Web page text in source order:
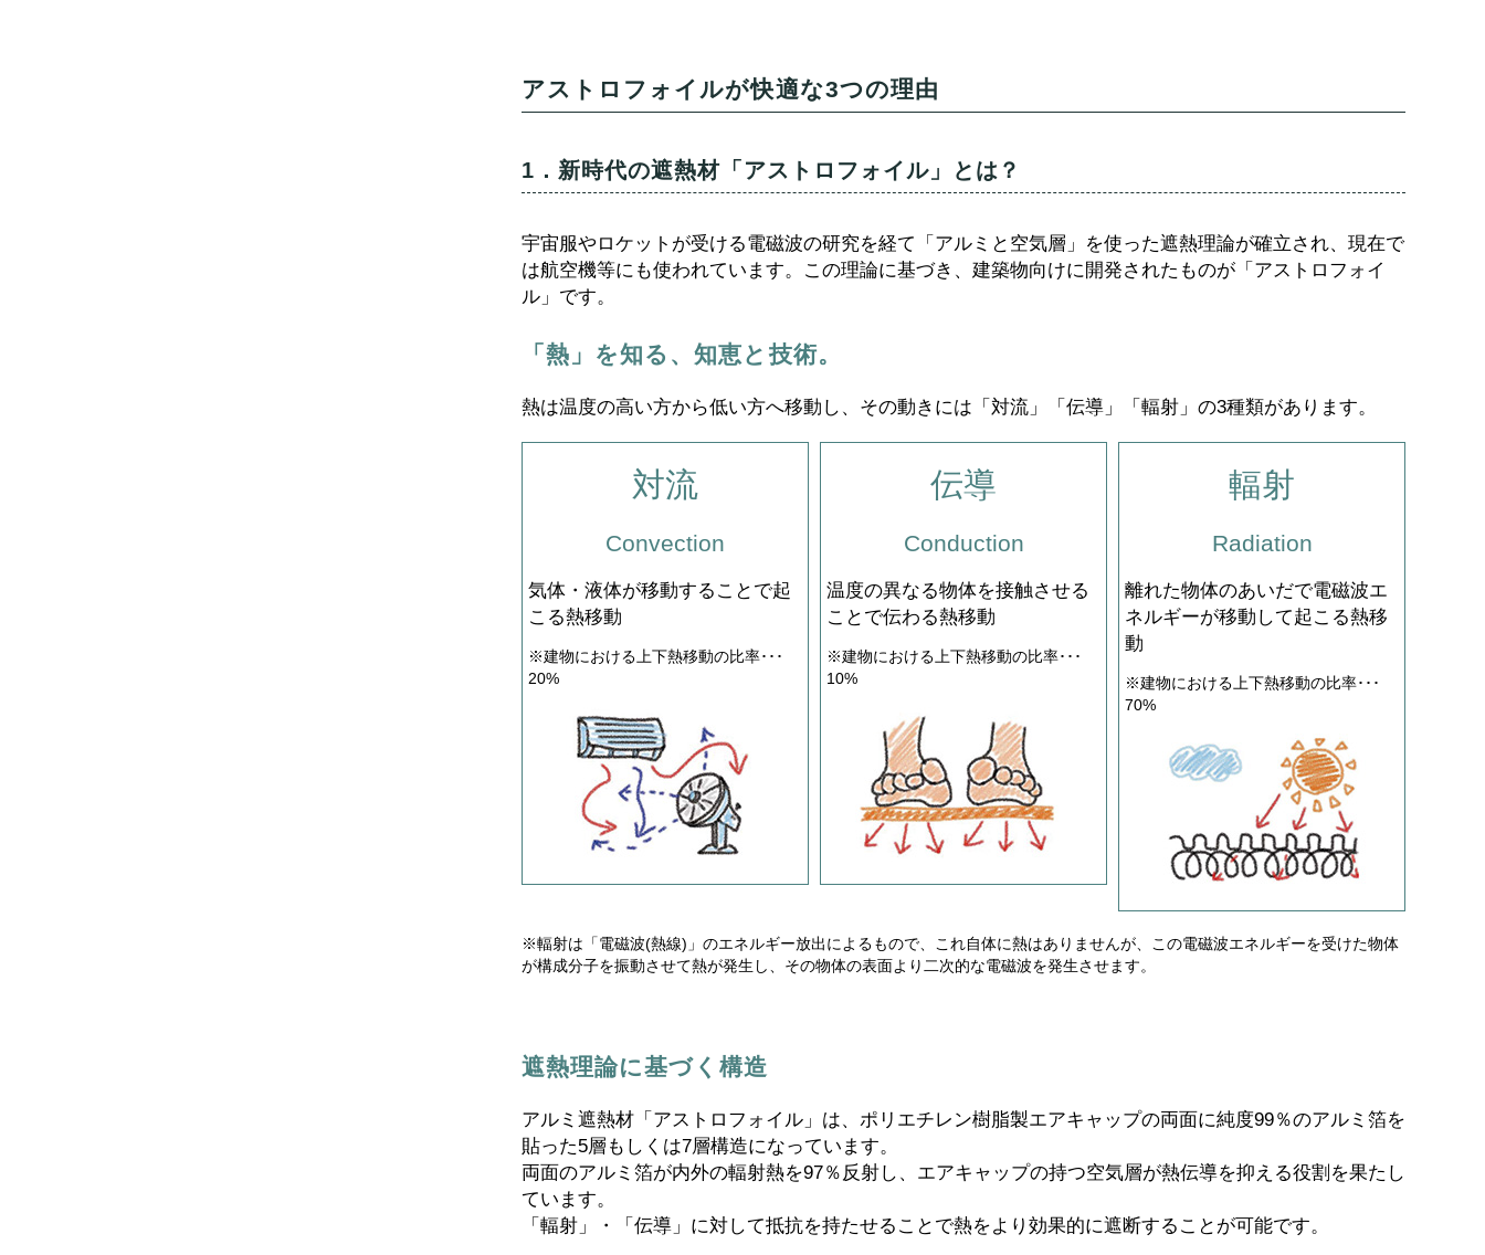
アストロフォイルが快適な3つの理由
1．新時代の遮熱材「アストロフォイル」とは？
宇宙服やロケットが受ける電磁波の研究を経て「アルミと空気層」を使った遮熱理論が確立され、現在で
は航空機等にも使われています。この理論に基づき、建築物向けに開発されたものが「アストロフォイ
ル」です。
「熱」を知る、知恵と技術。
熱は温度の高い方から低い方へ移動し、その動きには「対流」「伝導」「輻射」の3種類があります。
対流
Convection
気体・液体が移動することで起
こる熱移動
※建物における上下熱移動の比率･･･
20%
伝導
Conduction
温度の異なる物体を接触させる
ことで伝わる熱移動
※建物における上下熱移動の比率･･･
10%
輻射
Radiation
離れた物体のあいだで電磁波エ
ネルギーが移動して起こる熱移
動
※建物における上下熱移動の比率･･･
70%
※輻射は「電磁波(熱線)」のエネルギー放出によるもので、これ自体に熱はありませんが、この電磁波エネルギーを受けた物体
が構成分子を振動させて熱が発生し、その物体の表面より二次的な電磁波を発生させます。
遮熱理論に基づく構造
アルミ遮熱材「アストロフォイル」は、ポリエチレン樹脂製エアキャップの両面に純度99％のアルミ箔を
貼った5層もしくは7層構造になっています。
両面のアルミ箔が内外の輻射熱を97％反射し、エアキャップの持つ空気層が熱伝導を抑える役割を果たし
ています。
「輻射」・「伝導」に対して抵抗を持たせることで熱をより効果的に遮断することが可能です。